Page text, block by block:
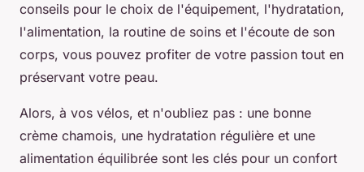
conseils pour le choix de l'équipement, l'hydratation,
l'alimentation, la routine de soins et l'écoute de son
corps, vous pouvez profiter de votre passion tout en
préservant votre peau.
Alors, à vos vélos, et n'oubliez pas : une bonne
crème chamois, une hydratation régulière et une
alimentation équilibrée sont les clés pour un confort